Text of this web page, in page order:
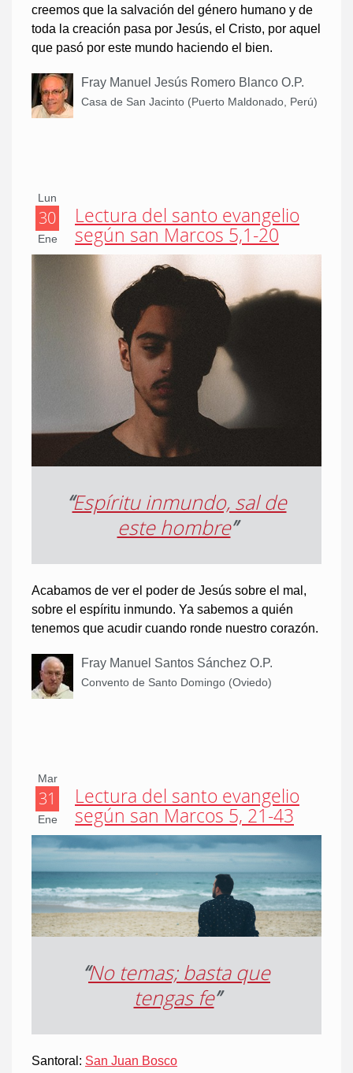
creemos que la salvación del género humano y de
toda la creación pasa por Jesús, el Cristo, por aquel
que pasó por este mundo haciendo el bien.
Fray Manuel Jesús Romero Blanco O.P.
Casa de San Jacinto (Puerto Maldonado, Perú)
Lun
30
Ene
Lectura del santo evangelio
según san Marcos 5,1-20
“Espíritu inmundo, sal de
este hombre”
Acabamos de ver el poder de Jesús sobre el mal,
sobre el espíritu inmundo. Ya sabemos a quién
tenemos que acudir cuando ronde nuestro corazón.
Fray Manuel Santos Sánchez O.P.
Convento de Santo Domingo (Oviedo)
Mar
31
Ene
Lectura del santo evangelio
según san Marcos 5, 21-43
“No temas; basta que
tengas fe”
Santoral: San Juan Bosco